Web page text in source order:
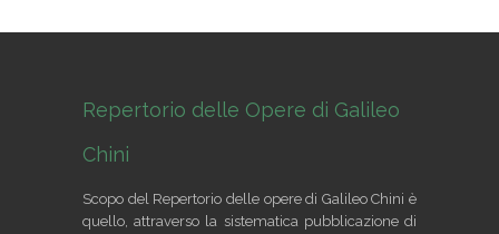
Repertorio delle Opere di Galileo
Chini
Scopo del Repertorio delle opere di Galileo Chini è
quello, attraverso la sistematica pubblicazione di